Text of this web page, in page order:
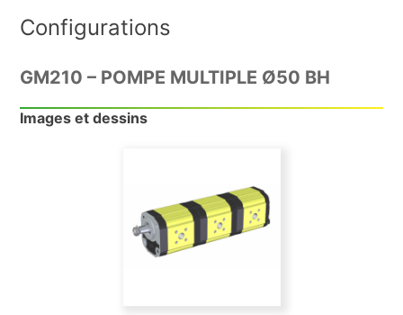
Configurations
GM210 – POMPE MULTIPLE Ø50 BH
Images et dessins